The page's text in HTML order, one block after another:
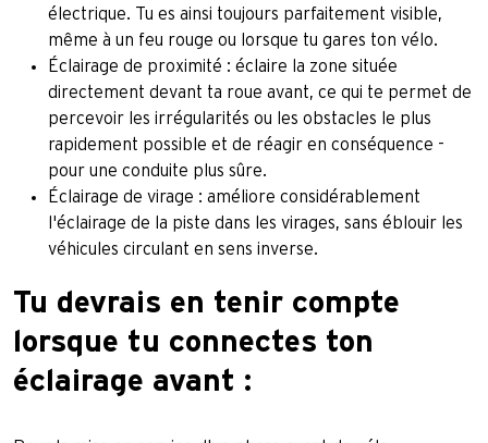
électrique. Tu es ainsi toujours parfaitement visible,
même à un feu rouge ou lorsque tu gares ton vélo.
Éclairage de proximité : éclaire la zone située
directement devant ta roue avant, ce qui te permet de
percevoir les irrégularités ou les obstacles le plus
rapidement possible et de réagir en conséquence -
pour une conduite plus sûre.
Éclairage de virage : améliore considérablement
l'éclairage de la piste dans les virages, sans éblouir les
véhicules circulant en sens inverse.
Tu devrais en tenir compte
lorsque tu connectes ton
éclairage avant :